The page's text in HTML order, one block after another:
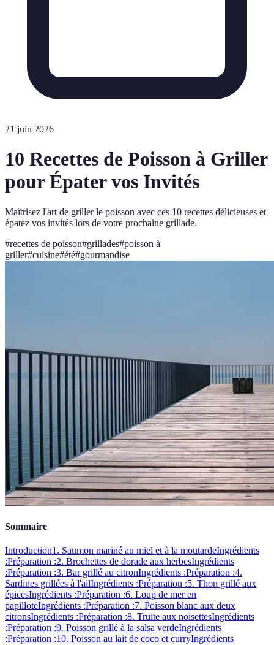
21 juin 2026
10 Recettes de Poisson à Griller
pour Épater vos Invités
Maîtrisez l'art de griller le poisson avec ces 10 recettes délicieuses et
épatez vos invités lors de votre prochaine grillade.
#recettes de poisson#grillades#poisson à
griller#cuisine#été#gourmandise
Sommaire
Introduction1. Saumon mariné au miel et à la moutardeIngrédients
:Préparation :2. Brochettes de dorade aux herbesIngrédients
:Préparation :3. Bar grillé au citronIngrédients :Préparation :4.
Sardines grillées à l'ailIngrédients :Préparation :5. Thon grillé aux
épicesIngrédients :Préparation :6. Loup de mer en
papilloteIngrédients :Préparation :7. Poisson blanc aux deux
citronsIngrédients :Préparation :8. Truite aux noisettesIngrédients
:Préparation :9. Poisson grillé à la salsa verdeIngrédients
:Préparation :10. Poisson au lait de coco et curryIngrédients